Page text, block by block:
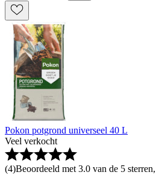
Pokon potgrond universeel 40 L
Veel verkocht
(4)Beoordeeld met 3.0 van de 5